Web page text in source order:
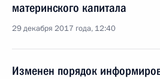
материнского капитала
29 декабря 2017 года, 12:40
Изменен порядок